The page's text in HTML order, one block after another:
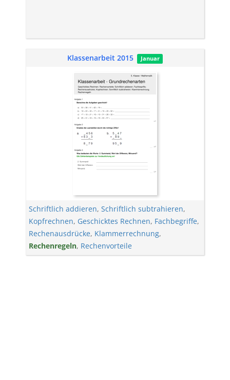
Klassenarbeit 2015 Januar
Schriftlich addieren, Schriftlich subtrahieren,
Kopfrechnen, Geschicktes Rechnen, Fachbegriffe,
Rechenausdrücke, Klammerrechnung,
Rechenregeln, Rechenvorteile